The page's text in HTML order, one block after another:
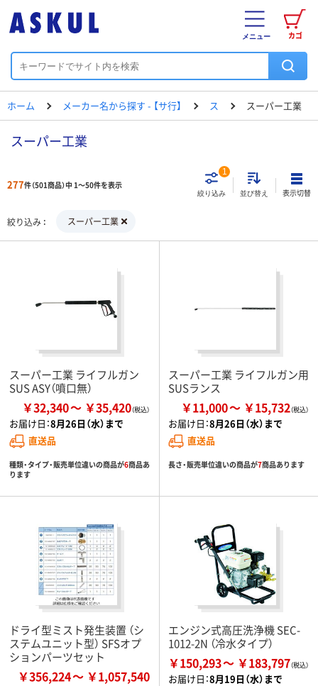
カゴ
メニュー
ホーム メーカー名から探す - 【サ行】 ス スーパー工業
スーパー工業
277件（501商品）中 1～50件を表示
絞り込み
1
並び替え 表示切替
絞り込み スーパー工業
スーパー工業 ライフルガン
SUS ASY（噴口無）
￥32,340 ￥35,420
お届け日：8月26日（水）まで
直送品
種類・タイプ・販売単位違いの商品が6商品あ
ります
スーパー工業 ライフルガン用
SUSランス
￥11,000 ￥15,732
お届け日：8月26日（水）まで
直送品
長さ・販売単位違いの商品が7商品あります
ドライ型ミスト発生装置 （シ
ステムユニット型） SFSオプ
ションパーツセット
￥356,224 ￥1,057,540
エンジン式高圧洗浄機 SEC-
1012-2N （冷水タイプ）
￥150,293 ￥183,797
お届け日：8月19日（水）まで